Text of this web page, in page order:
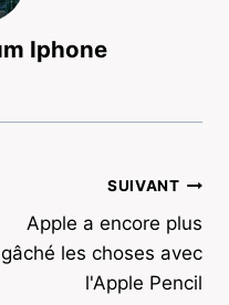
Iphone
SUIVANT
Apple a encore plus
gâché les choses avec
l'Apple Pencil